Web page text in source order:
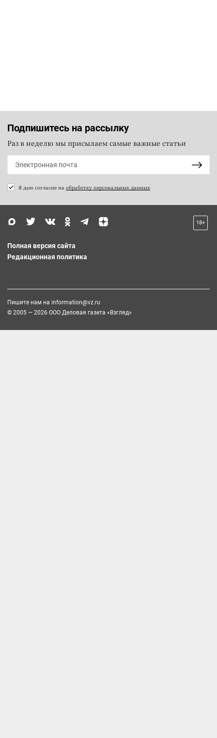
Подпишитесь на рассылку
Раз в неделю мы присылаем самые важные статьи
Я даю согласие на обработку персональных данных
18+
Полная версия сайта
Редакционная политика
Пишите нам на information@vz.ru
© 2005 — 2026 ООО Деловая газета «Взгляд»